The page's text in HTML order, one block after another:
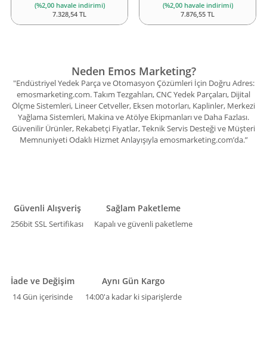
(%2,00 havale indirimi)
7.328,54 TL
(%2,00 havale indirimi)
7.876,55 TL
Neden Emos Marketing?
"Endüstriyel Yedek Parça ve Otomasyon Çözümleri İçin Doğru Adres:
emosmarketing.com. Takım Tezgahları, CNC Yedek Parçaları, Dijital
Ölçme Sistemleri, Lineer Cetveller, Eksen motorları, Kaplinler, Merkezi
Yağlama Sistemleri, Makina ve Atölye Ekipmanları ve Daha Fazlası.
Güvenilir Ürünler, Rekabetçi Fiyatlar, Teknik Servis Desteği ve Müşteri
Memnuniyeti Odaklı Hizmet Anlayışıyla emosmarketing.com’da.”
Güvenli Alışveriş
256bit SSL Sertifikası
Sağlam Paketleme
Kapalı ve güvenli paketleme
İade ve Değişim
14 Gün içerisinde
Aynı Gün Kargo
14:00'a kadar ki siparişlerde